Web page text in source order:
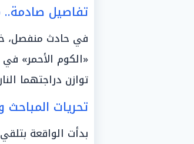
تفاصيل
في حادث منفصل،
«الكوم الأحمر»
توازن دراجتهما
تحريات المباحث
بدأت الواقعة